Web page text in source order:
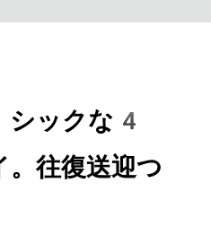
シックな4
往復送迎つ